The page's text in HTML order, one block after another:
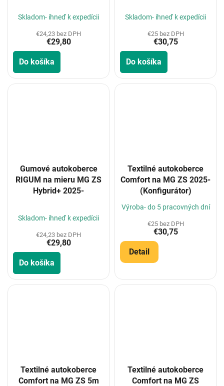
hodnotenie
z
5
hviezdičiek.
Skladom- ihneď k expedícii
€24,23 bez DPH
€29,80
Do košíka
hodnotenie
z
5
hviezdičiek.
Skladom- ihneď k expedícii
€25 bez DPH
€30,75
Do košíka
Gumové autokoberce
RIGUM na mieru MG ZS
Hybrid+ 2025-
hodnotenie
z
5
hviezdičiek.
Skladom- ihneď k expedícii
€24,23 bez DPH
€29,80
Do košíka
Textilné autokoberce
Comfort na MG ZS 2025-
(Konfigurátor)
Výroba- do 5 pracovných dní
€25 bez DPH
€30,75
Detail
Textilné autokoberce
Comfort na MG ZS 5m
Textilné autokoberce
Comfort na MG ZS